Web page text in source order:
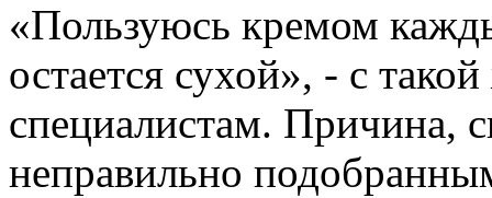
«Пользуюсь кремом
остается сухой», - с
специалистам. Причина,
неправильно